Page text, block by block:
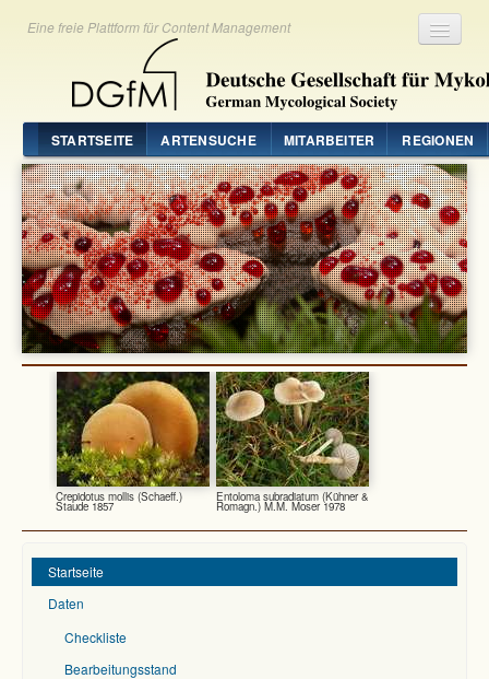
Eine freie Plattform für Content Management
STARTSEITE ARTENSUCHE MITARBEITER REGIONEN
Crepidotus mollis (Schaeff.)
Staude 1857
Entoloma subradiatum (Kühner &
Romagn.) M.M. Moser 1978
Startseite
Daten
Checkliste
Bearbeitungsstand